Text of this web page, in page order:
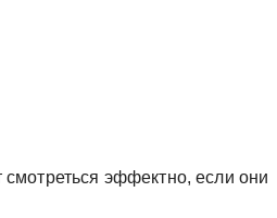
смотреться эффектно, если они